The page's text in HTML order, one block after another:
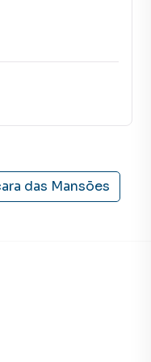
com seu estilo
online, com
IMOVEIS você
em Campo Grande
a praticidade de
inquilinos e
vender ou alugar
em imobiliárias
diversos imóveis em
das Mansões